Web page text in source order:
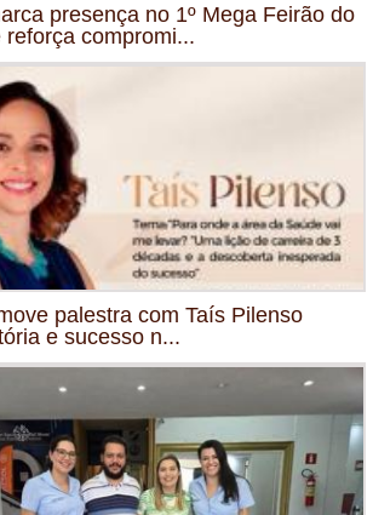
presença no 1º Mega Feirão do
reforça compromi...
palestra com Taís Pilenso
e sucesso n...